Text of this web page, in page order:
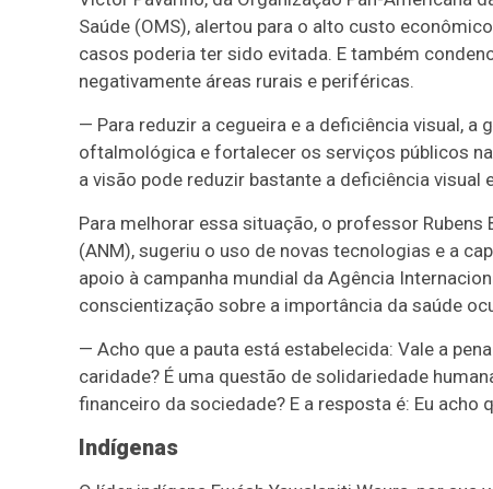
Saúde (OMS), alertou para o alto custo
casos poderia ter sido evitada. E também
negativamente áreas rurais e periféricas.
— Para reduzir a cegueira e a deficiência visual,
oftalmológica e fortalecer os serviços públicos
a visão pode reduzir bastante a deficiência
Para melhorar essa situação, o professor
(ANM), sugeriu o uso de novas tecnologias e a
apoio à campanha mundial da Agência
conscientização sobre a importância da saúde
— Acho que a pauta está estabelecida: Vale a
caridade? É uma questão de solidariedade
financeiro da sociedade? E a resposta é: Eu acho
Indígenas